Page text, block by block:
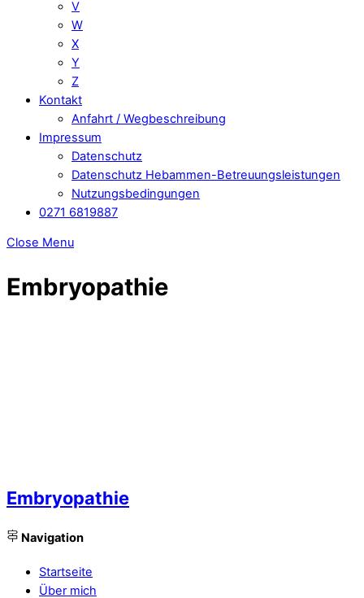
V
W
X
Y
Z
Kontakt
Anfahrt / Wegbeschreibung
Impressum
Datenschutz
Datenschutz Hebammen-Betreuungsleistungen
Nutzungsbedingungen
0271 6819887
Close Menu
Embryopathie
Embryopathie
Navigation
Startseite
Über mich